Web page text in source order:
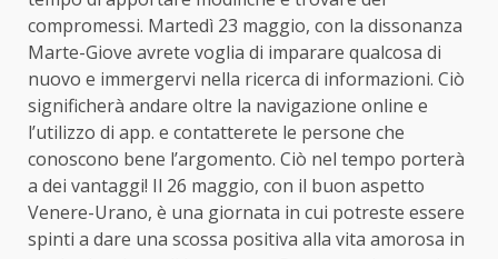
compromessi. Martedì 23 maggio, con la dissonanza
Marte-Giove avrete voglia di imparare qualcosa di
nuovo e immergervi nella ricerca di informazioni. Ciò
significherà andare oltre la navigazione online e
l’utilizzo di app. e contatterete le persone che
conoscono bene l’argomento. Ciò nel tempo porterà
a dei vantaggi! Il 26 maggio, con il buon aspetto
Venere-Urano, è una giornata in cui potreste essere
spinti a dare una scossa positiva alla vita amorosa in